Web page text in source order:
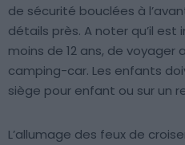
de sécurité bouclées à
détails près. A noter qu’il
moins de 12 ans, de voyager
camping-car. Les enfants
siège pour enfant ou sur un
L’allumage des feux de